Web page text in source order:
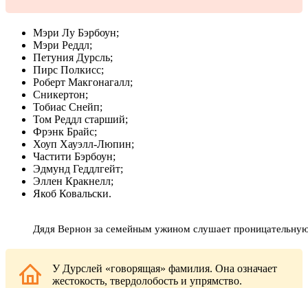
Мэри Лу Бэрбоун;
Мэри Реддл;
Петуния Дурсль;
Пирс Полкисс;
Роберт Макгонагалл;
Сникертон;
Тобиас Снейп;
Том Реддл старший;
Фрэнк Брайс;
Хоуп Хауэлл-Люпин;
Частити Бэрбоун;
Эдмунд Геддлгейт;
Эллен Кракнелл;
Якоб Ковальски.
Дядя Вернон за семейным ужином слушает
У Дурслей «говорящая» фамилия. Она означает
жестокость, твердолобость и упрямство.